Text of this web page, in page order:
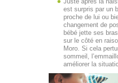
est surpris par un
proche de lui ou
changement de
bébé jette ses
sur le côté en
Moro. Si cela
sommeil,
améliorer la